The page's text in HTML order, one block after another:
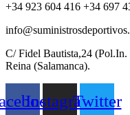
+34 923 604 416 +34 697
C/ Fidel Bautista,24
Reina (Salamanca).
InstagramTwitter